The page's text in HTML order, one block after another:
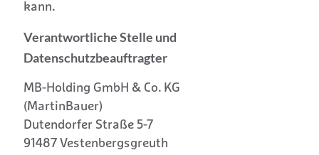
kann.
Verantwortliche Stelle und
Datenschutzbeauftragter
MB-Holding GmbH & Co. KG
(MartinBauer)
Dutendorfer Straße 5-7
91487 Vestenbergsgreuth